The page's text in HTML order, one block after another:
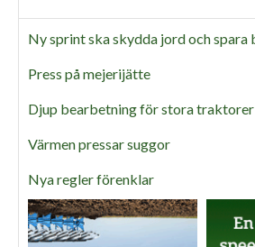
Ny sprint ska skydda jord och spara
Press på mejerijätte
Djup bearbetning för stora traktorer
Värmen pressar suggor
Nya regler förenklar